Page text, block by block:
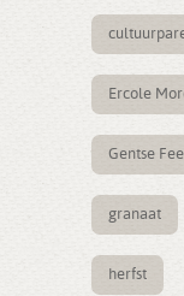
Ercole
Gentse
granaat
herfst